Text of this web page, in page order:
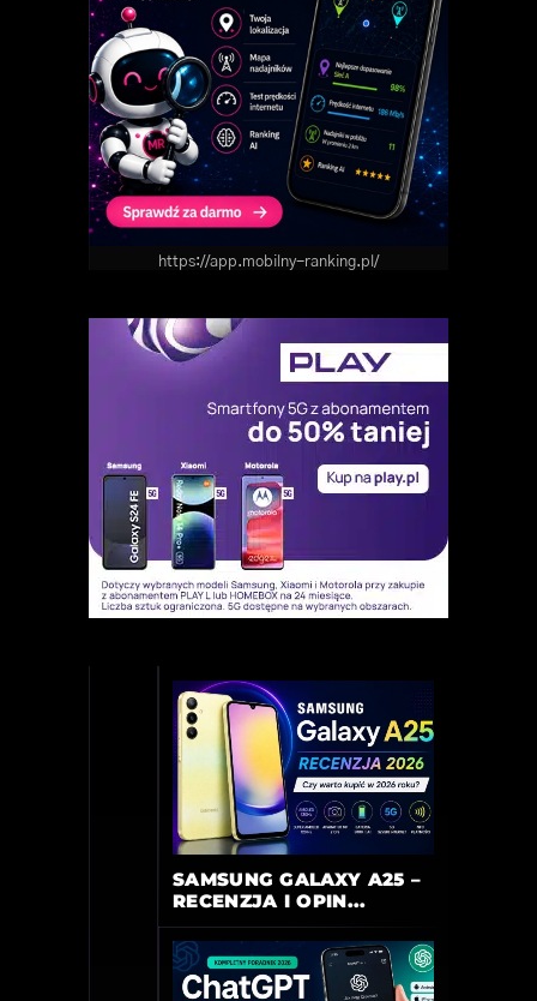
https://app.mobilny-ranking.pl/
SAMSUNG GALAXY A25 –
RECENZJA I OPIN...